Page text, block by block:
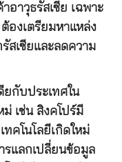
อาวุธรัสเซีย เฉพาะ
องเตรียมหาแหล่ง
สเซียและลดความ
ยกับประเทศใน
ม่ เช่น สิงคโปร์มี
คโนโลยีเกิดใหม่
รแลกเปลี่ยนข้อมูล